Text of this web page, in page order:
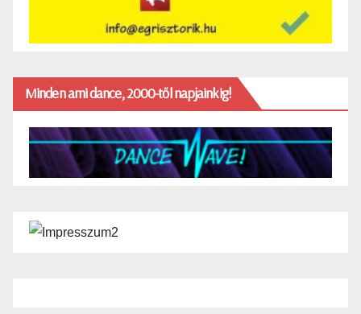
Minden ami dance, 2000-től napjainkig!